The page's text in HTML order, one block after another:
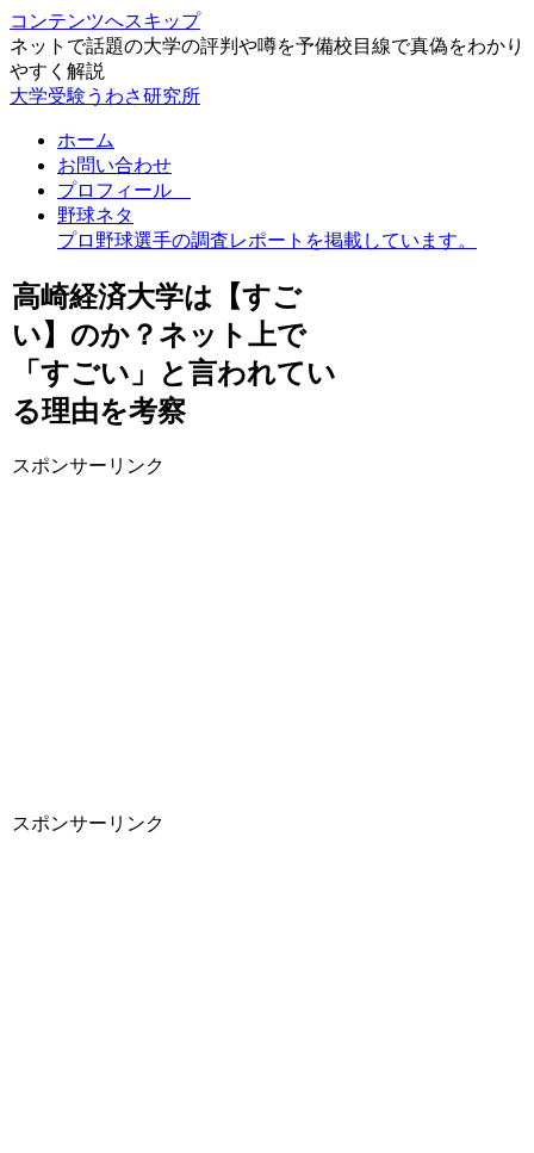
コンテンツへスキップ
ネットで話題の大学の評判や噂を予備校目線で真偽をわかり
やすく解説
大学受験うわさ研究所
ホーム
お問い合わせ
プロフィール
野球ネタ
プロ野球選手の調査レポートを掲載しています。
高崎経済大学は【すご
い】のか？ネット上で
「すごい」と言われてい
る理由を考察
スポンサーリンク
スポンサーリンク